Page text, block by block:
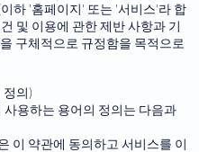
하 '홈페이지' 또는 '서비스'라 합
및 이용에 관한 제반 사항과 기
구체적으로 규정함을 목적으로
정의)
사용하는 용어의 정의는 다음과
이 약관에 동의하고 서비스를 이